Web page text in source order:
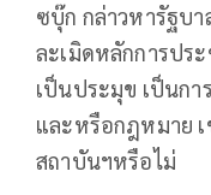
ซบุ๊ก กล่าวหารัฐบา
ละเมิดหลักการปร
เป็นประมุข เป็นก
และหรือกฎหมาย
สถาบันฯหรือไม่